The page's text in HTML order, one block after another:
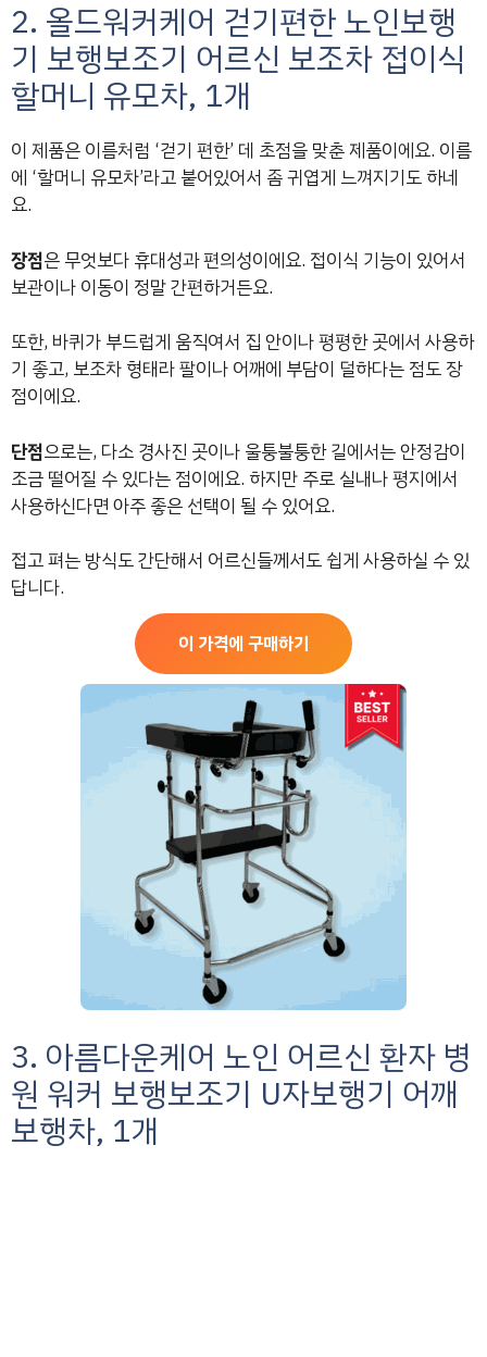
2. 올드워커케어 걷기편한 노인보행
기 보행보조기 어르신 보조차 접이식
할머니 유모차, 1개
이 제품은 이름처럼 ‘걷기 편한’ 데 초점을 맞춘 제품이에요. 이름
에 ‘할머니 유모차’라고 붙어있어서 좀 귀엽게 느껴지기도 하네
요.
장점은 무엇보다 휴대성과 편의성이에요. 접이식 기능이 있어서
보관이나 이동이 정말 간편하거든요.
또한, 바퀴가 부드럽게 움직여서 집 안이나 평평한 곳에서 사용하
기 좋고, 보조차 형태라 팔이나 어깨에 부담이 덜하다는 점도 장
점이에요.
단점으로는, 다소 경사진 곳이나 울퉁불퉁한 길에서는 안정감이
조금 떨어질 수 있다는 점이에요. 하지만 주로 실내나 평지에서
사용하신다면 아주 좋은 선택이 될 수 있어요.
접고 펴는 방식도 간단해서 어르신들께서도 쉽게 사용하실 수 있
답니다.
이 가격에 구매하기
3. 아름다운케어 노인 어르신 환자 병
원 워커 보행보조기 U자보행기 어깨
보행차, 1개